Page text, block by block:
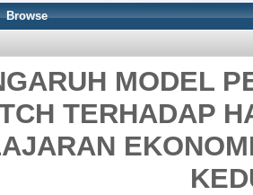
Browse
MODEL
TERHADAP